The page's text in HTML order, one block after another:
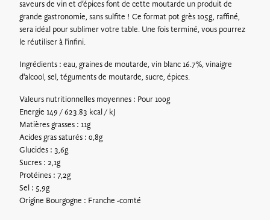
saveurs de vin et d’épices font de cette moutarde un produit de
grande gastronomie, sans sulfite ! Ce format pot grès 105g, raffiné,
sera idéal pour sublimer votre table. Une fois terminé, vous pourrez
le réutiliser à l'infini.
Ingrédients : eau, graines de moutarde, vin blanc 16.7%, vinaigre
d'alcool, sel, téguments de moutarde, sucre, épices.
Valeurs nutritionnelles moyennes : Pour 100g
Energie 149 / 623.83 kcal / kJ
Matières grasses : 11g
Acides gras saturés : 0,8g
Glucides : 3,6g
Sucres : 2,1g
Protéines : 7,2g
Sel : 5,9g
Origine Bourgogne : Franche -comté